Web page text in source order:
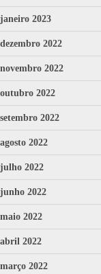
janeiro 2023
dezembro 2022
novembro 2022
outubro 2022
setembro 2022
agosto 2022
julho 2022
junho 2022
maio 2022
abril 2022
março 2022